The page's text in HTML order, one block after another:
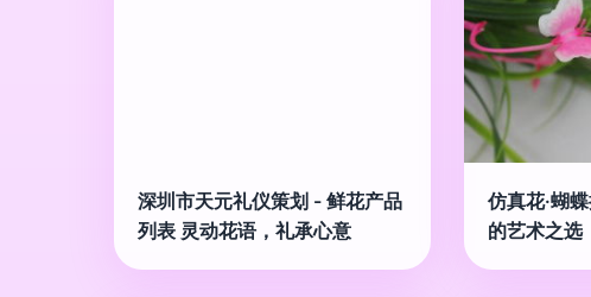
深圳市天元礼仪策划 - 鲜花产品
列表 灵动花语，礼承心意
仿真花·蝴
的艺术之选